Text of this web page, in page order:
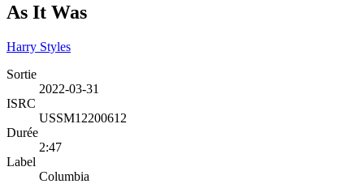
As It Was
Harry Styles
Sortie
2022-03-31
ISRC
USSM12200612
Durée
2:47
Label
Columbia